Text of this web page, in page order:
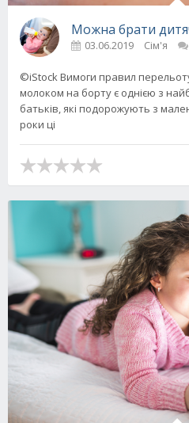
Можна брати
03.06.2019 Сім'я
©iStock Вимоги правил
молоком на борту є однією з
батьків, які подорожують з
роки ці